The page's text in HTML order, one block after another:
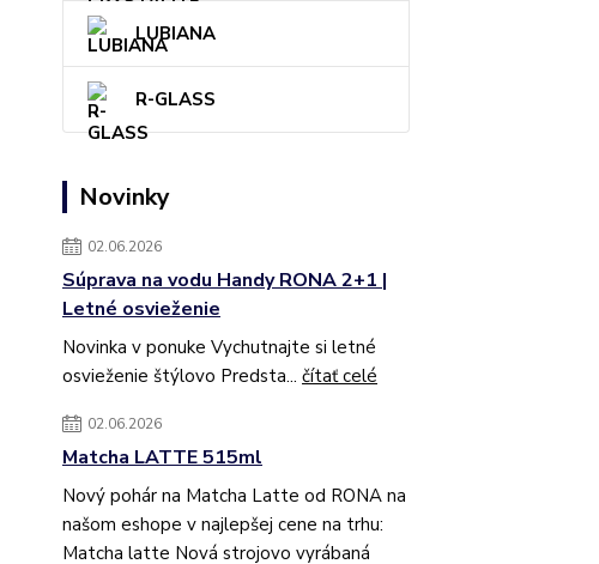
LUBIANA
R-GLASS
Novinky
02.06.2026
Súprava na vodu Handy RONA 2+1 |
Letné osvieženie
Novinka v ponuke Vychutnajte si letné
osvieženie štýlovo Predsta... čítať celé
02.06.2026
Matcha LATTE 515ml
Nový pohár na Matcha Latte od RONA na
našom eshope v najlepšej cene na trhu:
Matcha latte Nová strojovo vyrábaná